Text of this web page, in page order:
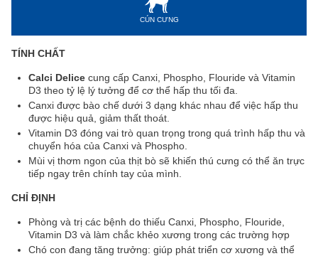
CÚN CƯNG
TÍNH CHẤT
Calci Delice cung cấp Canxi, Phospho, Flouride và Vitamin
D3 theo tỷ lệ lý tưởng để cơ thể hấp thu tối đa.
Canxi được bào chế dưới 3 dạng khác nhau để việc hấp thu
được hiệu quả, giảm thất thoát.
Vitamin D3 đóng vai trò quan trọng trong quá trình hấp thu và
chuyển hóa của Canxi và Phospho.
Mùi vị thơm ngon của thịt bò sẽ khiến thú cưng có thể ăn trực
tiếp ngay trên chính tay của mình.
CHỈ ĐỊNH
Phòng và trị các bệnh do thiếu Canxi, Phospho, Flouride,
Vitamin D3 và làm chắc khẻo xương trong các trường hợp
Chó con đang tăng trưởng: giúp phát triển cơ xương và thể